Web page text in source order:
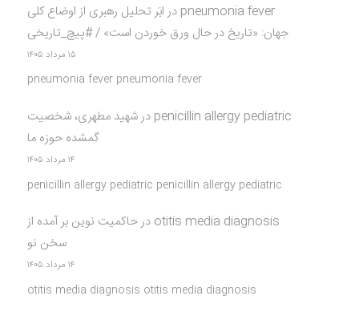
pneumonia fever در ابَر تحلیل رهبری از اوضاع کلی
جهان: «تاریخ در حال ورق خوردن است» / #پیچ_تاریخی
۱۵ مرداد ۱۴۰۵
pneumonia fever pneumonia fever
penicillin allergy pediatric درشهید مطهری، شخصیت
گمشده حوزه ما
۱۴ مرداد ۱۴۰۵
penicillin allergy pediatric penicillin allergy pediatric
otitis media diagnosis درحاکمیت نوین بر آمده از
سخن نو
۱۴ مرداد ۱۴۰۵
otitis media diagnosis otitis media diagnosis